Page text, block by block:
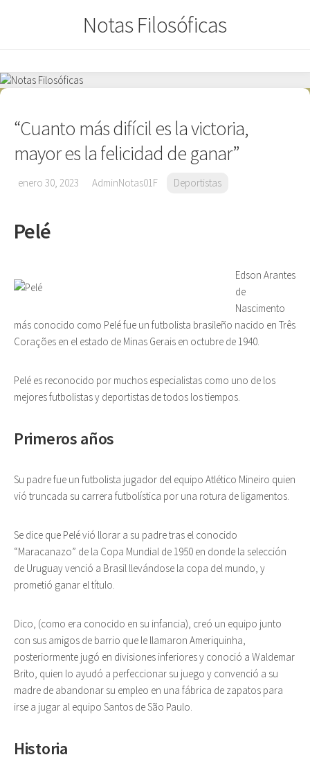
Notas Filosóficas
“Cuanto más difícil es la victoria,
mayor es la felicidad de ganar”
enero 30, 2023 AdminNotas01F Deportistas
Pelé
Edson Arantes
de
Nascimento
más conocido como Pelé fue un futbolista brasileño nacido en Três
Corações en el estado de Minas Gerais en octubre de 1940.
Pelé es reconocido por muchos especialistas como uno de los
mejores futbolistas y deportistas de todos los tiempos.
Primeros años
Su padre fue un futbolista jugador del equipo Atlético Mineiro quien
vió truncada su carrera futbolística por una rotura de ligamentos.
Se dice que Pelé vió llorar a su padre tras el conocido
“Maracanazo” de la Copa Mundial de 1950 en donde la selección
de Uruguay venció a Brasil llevándose la copa del mundo, y
prometió ganar el título.
Dico, (como era conocido en su infancia), creó un equipo junto
con sus amigos de barrio que le llamaron Ameriquinha,
posteriormente jugó en divisiones inferiores y conoció a Waldemar
Brito, quien lo ayudó a perfeccionar su juego y convenció a su
madre de abandonar su empleo en una fábrica de zapatos para
irse a jugar al equipo Santos de São Paulo.
Historia